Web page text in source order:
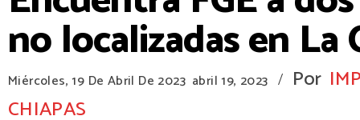
no localizadas en La
Miércoles, 19 De Abril De 2023 abril 19, 2023 / Por
CHIAPAS